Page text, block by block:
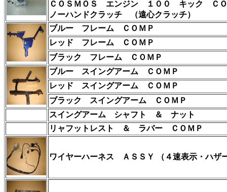
ＣＯＳＭＯＳ エンジン １００ キック Ｃ
ノーハンドクラッチ （遠心クラッチ）
ブルー フレーム
ＣＯＭＰ
レッド フレーム
ＣＯＭＰ
ブラック フレーム ＣＯＭＰ
ブルー スイングアーム
ＣＯＭＰ
レッド スイングアーム
ＣＯＭＰ
ブラック スイングアーム ＣＯＭＰ
スイングアーム シャフト ＆ ナット
リャフットレスト ＆ ラバー ＣＯＭＰ
ワイヤーハーネス ＡＳＳＹ （４速表示・ハザ